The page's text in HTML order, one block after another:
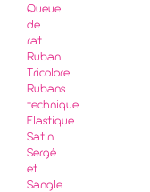
Queue
de
rat
Ruban
Tricolore
Rubans
technique
Elastique
Satin
Sergé
et
Sangle